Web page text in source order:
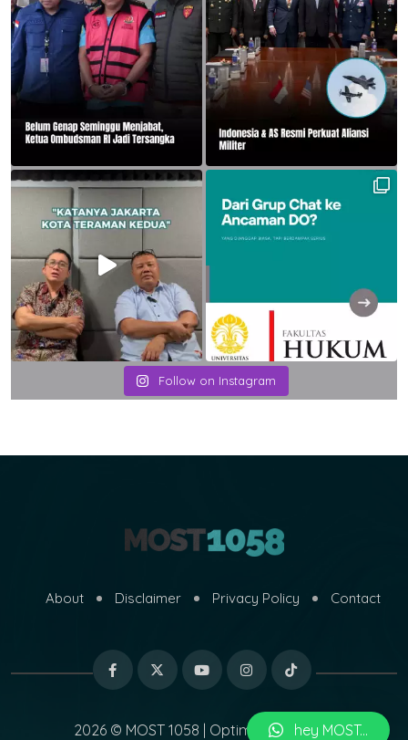
Follow on Instagram
About Disclaimer Privacy Policy Contact
2026 © MOST 1058 | Optimized byMARI
hey MOST...